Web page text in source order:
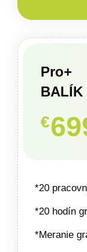
Pro+
BALÍK
€
*20
*20 hodín
*Meranie